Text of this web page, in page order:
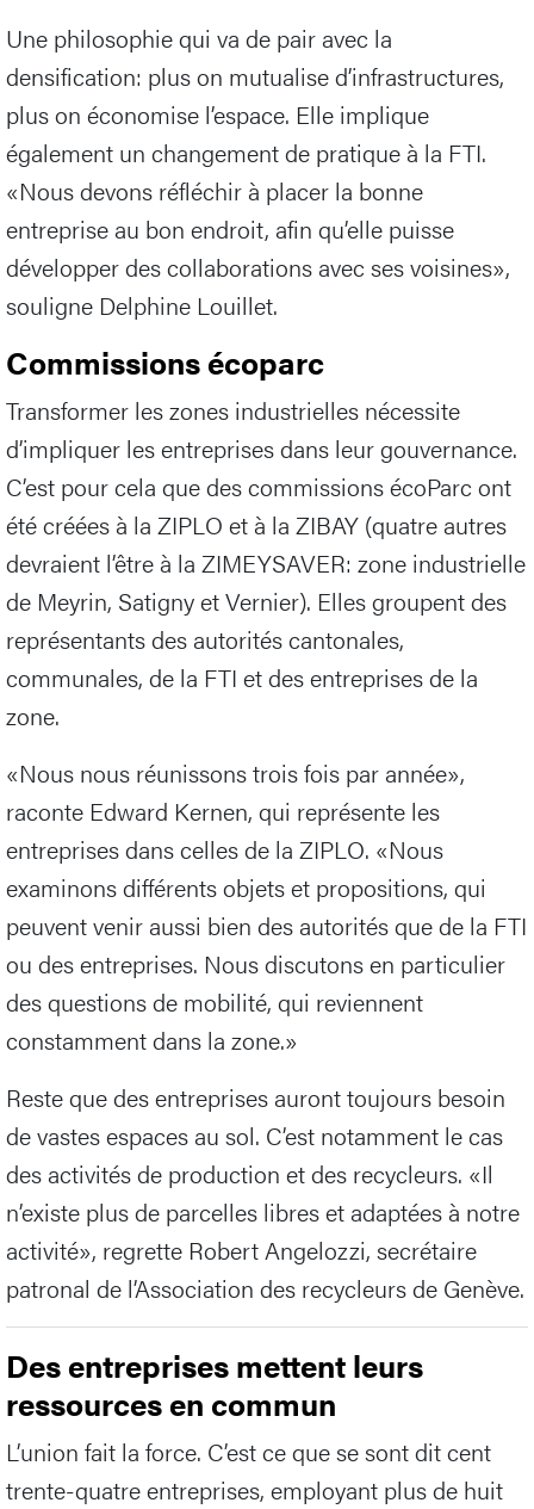
Une philosophie qui va de pair avec la
densification: plus on mutualise d’infrastructures,
plus on économise l’espace. Elle implique
également un changement de pratique à la FTI.
«Nous devons réfléchir à placer la bonne
entreprise au bon endroit, afin qu’elle puisse
développer des collaborations avec ses voisines»,
souligne Delphine Louillet.
Commissions écoparc
Transformer les zones industrielles nécessite
d’impliquer les entreprises dans leur gouvernance.
C’est pour cela que des commissions écoParc ont
été créées à la ZIPLO et à la ZIBAY (quatre autres
devraient l’être à la ZIMEYSAVER: zone industrielle
de Meyrin, Satigny et Vernier). Elles groupent des
représentants des autorités cantonales,
communales, de la FTI et des entreprises de la
zone.
«Nous nous réunissons trois fois par année»,
raconte Edward Kernen, qui représente les
entreprises dans celles de la ZIPLO. «Nous
examinons différents objets et propositions, qui
peuvent venir aussi bien des autorités que de la FTI
ou des entreprises. Nous discutons en particulier
des questions de mobilité, qui reviennent
constamment dans la zone.»
Reste que des entreprises auront toujours besoin
de vastes espaces au sol. C’est notamment le cas
des activités de production et des recycleurs. «Il
n’existe plus de parcelles libres et adaptées à notre
activité», regrette Robert Angelozzi, secrétaire
patronal de l’Association des recycleurs de Genève.
Des entreprises mettent leurs
ressources en commun
L’union fait la force. C’est ce que se sont dit cent
trente-quatre entreprises, employant plus de huit